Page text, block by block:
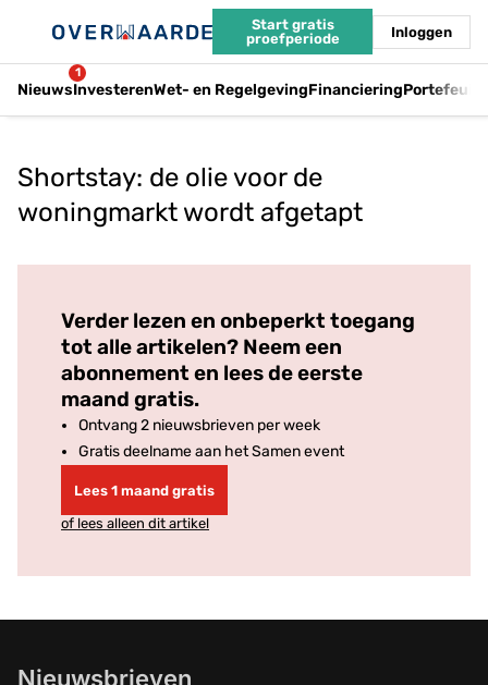
Start gratis
proefperiode
Inloggen
Nieuws
1
InvesterenWet- en RegelgevingFinanciering
Shortstay: de olie voor de
woningmarkt wordt afgetapt
Verder lezen en onbeperkt toegang
tot alle artikelen? Neem een
abonnement en lees de eerste
maand gratis.
Ontvang 2 nieuwsbrieven per week
Gratis deelname aan het Samen event
Lees 1 maand gratis
of lees alleen dit artikel
Nieuwsbrieven